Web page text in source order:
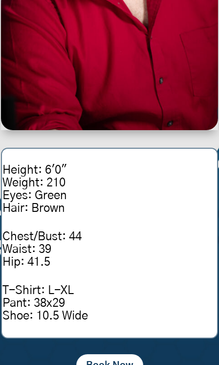
Height: 6'0"
Weight: 210
Eyes: Green
Hair: Brown
Chest/Bust:44
Waist: 39
Hip:41.5
T-Shirt: L-XL
Pant: 38x29
Shoe: 10.5 Wide